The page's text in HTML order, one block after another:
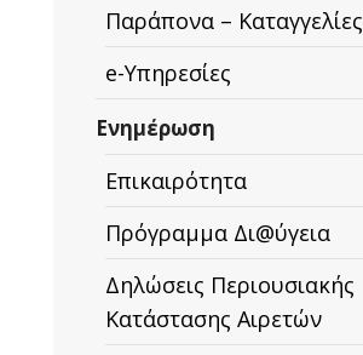
Παράπονα – Καταγγελίες
e-Υπηρεσίες
Ενημέρωση
Επικαιρότητα
Πρόγραμμα Δι@ύγεια
Δηλώσεις Περιουσιακής
Κατάστασης Αιρετών